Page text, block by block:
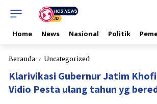
Home News Nasional Politik
Beranda Uncategorized
Klarivikasi Gubernur Jatim
Vidio Pesta ulang tahun yg